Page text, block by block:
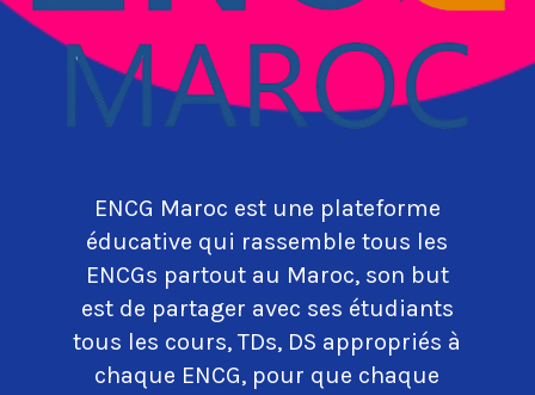
ENCG Maroc est une plateforme
éducative qui rassemble tous les
ENCGs partout au Maroc, son but
est de partager avec ses étudiants
tous les cours, TDs, DS appropriés à
chaque ENCG, pour que chaque